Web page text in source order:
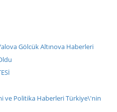
Gölcük Altınova Haberleri
ve Politika Haberleri Türkiye\'nin